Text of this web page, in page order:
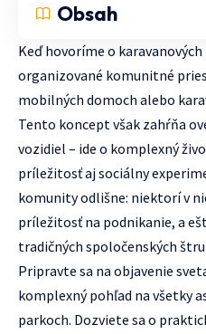
Obsah
Keď hovoríme o
organizované komunitné
mobilných domoch alebo
Tento koncept však zahŕňa
vozidiel – ide o komplexný
príležitosť aj sociálny
komunity odlišne: niektorí v
príležitosť na podnikanie, a
tradičných spoločenských
Pripravte sa na objavenie
komplexný pohľad na všetky
parkoch. Dozviete sa o